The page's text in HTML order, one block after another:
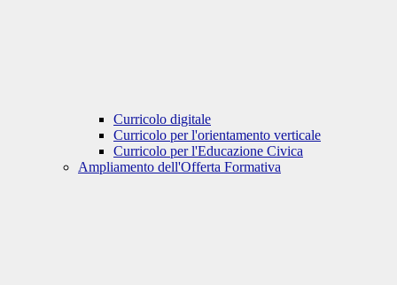
Curricolo digitale
Curricolo per l'orientamento verticale
Curricolo per l'Educazione Civica
Ampliamento dell'Offerta Formativa